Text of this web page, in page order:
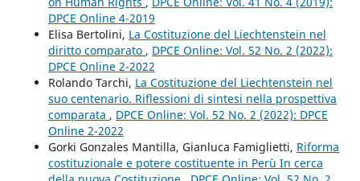
DPCE Online 4-2019
Elisa Bertolini, La Costituzione del Liechtenstein nel
diritto comparato , DPCE Online: Vol. 52 No. 2 (2022):
DPCE Online 2-2022
Rolando Tarchi, La Costituzione del Liechtenstein nel
suo centenario. Riflessioni di sintesi nella prospettiva
comparata , DPCE Online: Vol. 52 No. 2 (2022): DPCE
Online 2-2022
Gorki Gonzales Mantilla, Gianluca Famiglietti, Riforma
costituzionale e potere costituente in Perù In cerca